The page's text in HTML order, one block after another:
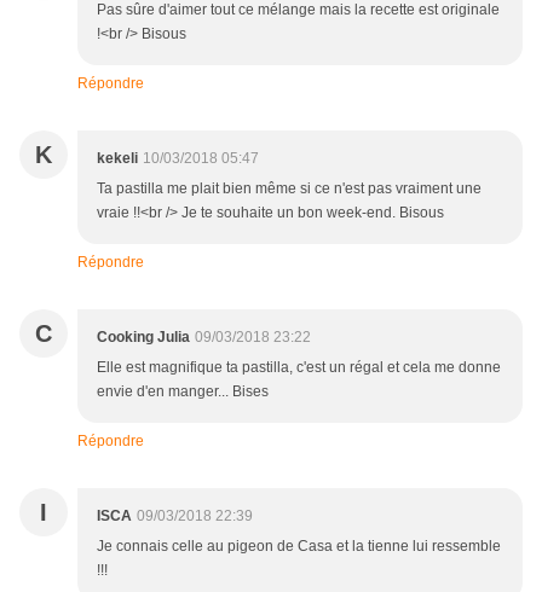
Pas sûre d'aimer tout ce mélange mais la recette est originale
!<br /> Bisous
Répondre
K kekeli 10/03/2018 05:47
Ta pastilla me plait bien même si ce n'est pas vraiment une
vraie !!<br /> Je te souhaite un bon week-end. Bisous
Répondre
C Cooking Julia 09/03/2018 23:22
Elle est magnifique ta pastilla, c'est un régal et cela me donne
envie d'en manger... Bises
Répondre
I ISCA 09/03/2018 22:39
Je connais celle au pigeon de Casa et la tienne lui ressemble
!!!